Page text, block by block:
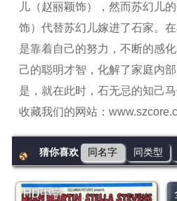
儿（赵丽颖饰），然而苏幻儿
饰）代替苏幻儿嫁进了石家。
是靠着自己的努力，不断的感
己的聪明才智，化解了家庭内
是，就在此时，石无忌的知己
收藏我们的网站：
猜你喜欢 同名字 同类型
HD中字